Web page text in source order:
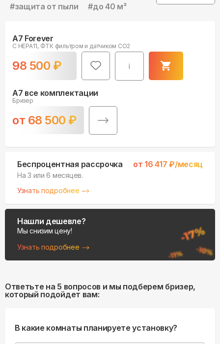
#защита от пыли #до 40 м²
A7 Forever
С HEPA11, ФТК фильтром и датчиком CO2
98 500 ₽ i
A7 все комплектации
Бризер
от 68 500 ₽
Беспроцентная рассрочка от 16 417 ₽/месяц
На 3 или 6 месяцев.
Узнать подробнее
Нашли дешевле?
Мы снизим цену!
Узнать подробнее
Ответьте на 5 вопросов и мы подберем бризер,
который подойдет вам:
В какие комнаты планируете установку?